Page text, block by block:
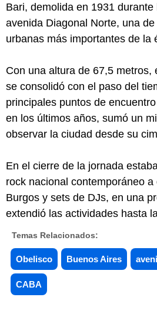
Bari, demolida en 1931
avenida Diagonal Norte, una
urbanas más importantes de la
Con una altura de 67,5 metros,
se consolidó con el paso del
principales puntos de
en los últimos años, sumó un
observar la ciudad desde su
En el cierre de la jornada
rock nacional contemporáneo
Burgos y sets de DJs, en una
extendió las actividades hasta
Temas Relacionados:
Obelisco Buenos Aires
CABA